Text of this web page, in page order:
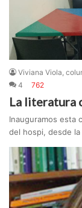
Viviana Viola,
4
762
La literatura
Inauguramos esta
del hospi, desde la